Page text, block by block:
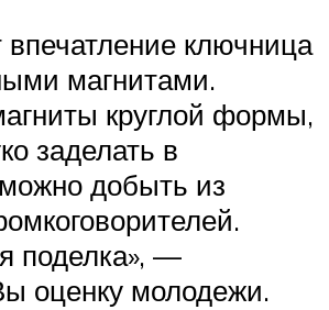
ключница
магнитами.
круглой формы,
заделать в
добыть из
поделка», —
оценку молодежи.